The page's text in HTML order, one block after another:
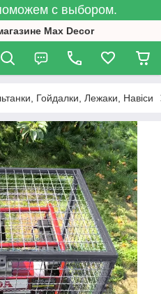
с выбором.
Max Decor
Гойдалки, Лежаки, Навіси